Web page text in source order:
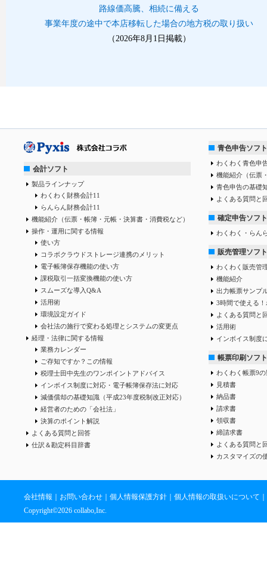
路線価高騰、相続に備える
事業年度の途中で本店移転した場合の地方税の取り扱い
（2026年8月1日掲載）
会計ソフト
製品ラインナップ
わくわく財務会計11
らんらん財務会計11
機能紹介（伝票・帳簿・元帳・決算書・消費税など）
操作・運用に関する情報
使い方
コラボクラウドストレージ連携のメリット
電子帳簿保存機能の使い方
課税取引一括変換機能の使い方
スムーズな導入Q&A
活用術
環境設定ガイド
会社法の施行で変わる処理とシステムの変更点
経理・法律に関する情報
業務カレンダー
ご存知ですか？この情報
税理士田中先生のワンポイントアドバイス
インボイス制度に対応・電子帳簿保存法に対応
減価償却の基礎知識（平成23年度税制改正対応）
経営者のための「会社法」
決算のポイント解説
よくある質問と回答
仕訳＆勘定科目辞書
青色申告ソフト
わくわく青色申
機能紹介（伝票
青色申告の基礎
よくある質問と
確定申告ソフト
わくわく・らん
販売管理ソフト
わくわく販売管
機能紹介
出力帳票サンプ
3時間で使える
よくある質問と
活用術
インボイス制度
帳票印刷ソフト
わくわく帳票9
見積書
納品書
請求書
領収書
締請求書
よくある質問と
カスタマイズの
会社情報 お問い合わせ 個人情報保護方針 個人情報の取扱いについて
Copyright©2026 collabo,Inc.